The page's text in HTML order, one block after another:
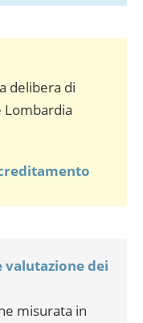
delibera di
Lombardia
dei
misurata in